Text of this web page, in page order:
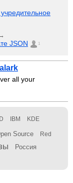
JSON 1
all your
IBM KDE
Source Red
Россия